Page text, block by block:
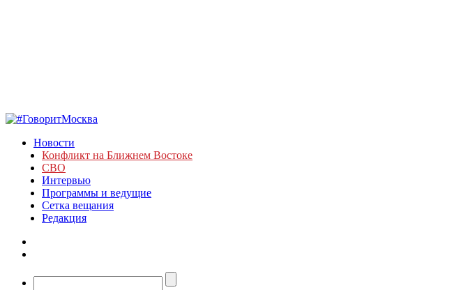
Новости
Конфликт на Ближнем Востоке
СВО
Интервью
Программы и ведущие
Сетка вещания
Редакция